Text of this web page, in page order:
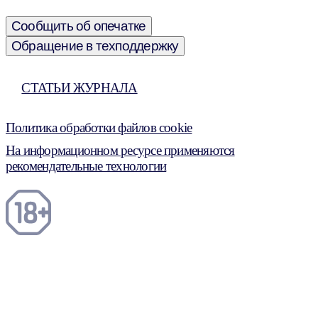
Сообщить об опечатке
Обращение в техподдержку
СТАТЬИ ЖУРНАЛА
Политика обработки файлов cookie
На информационном ресурсе применяются
рекомендательные технологии